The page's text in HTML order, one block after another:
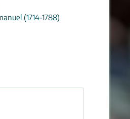
(1714-1788)